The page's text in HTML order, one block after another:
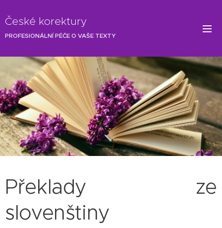
České korektury
PROFESIONÁLNÍ PÉČE O VAŠE TEXTY
Překlady ze
slovenštiny